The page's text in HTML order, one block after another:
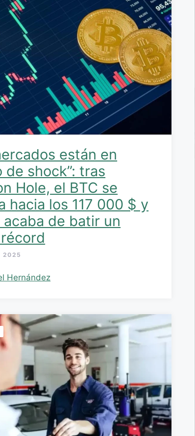
están en
de shock”: tras
Hole, el BTC se
hacia los 117 000 $ y
acaba de batir un
2025
Hernández